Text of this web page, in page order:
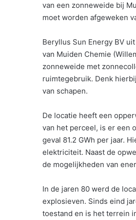
van een zonneweide bij
moet worden afgeweken
Beryllus Sun Energy BV
van Muiden Chemie
zonneweide met
ruimtegebruik. Denk
van schapen.
De locatie heeft een
van het perceel, is er een
geval 81.2 GWh per jaar.
elektriciteit. Naast de
de mogelijkheden van
In de jaren 80 werd de
explosieven. Sinds eind
toestand en is het terrein